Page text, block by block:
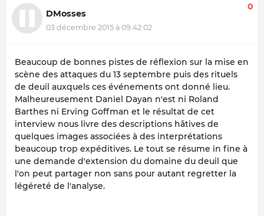
DMosses
03 décembre 2015 à 09:42:02
0
Beaucoup de bonnes pistes de réflexion sur la mise en
scène des attaques du 13 septembre puis des rituels
de deuil auxquels ces événements ont donné lieu.
Malheureusement Daniel Dayan n'est ni Roland
Barthes ni Erving Goffman et le résultat de cet
interview nous livre des descriptions hâtives de
quelques images associées à des interprétations
beaucoup trop expéditives. Le tout se résume in fine à
une demande d'extension du domaine du deuil que
l'on peut partager non sans pour autant regretter la
légéreté de l'analyse.